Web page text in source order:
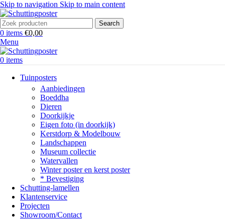
Skip to navigation Skip to main content
Search
0 items €0,00
Menu
0 items
Tuinposters
Aanbiedingen
Boeddha
Dieren
Doorkijkje
Eigen foto (in doorkijk)
Kerstdorp & Modelbouw
Landschappen
Museum collectie
Watervallen
Winter poster en kerst poster
* Bevestiging
Schutting-lamellen
Klantenservice
Projecten
Showroom/Contact